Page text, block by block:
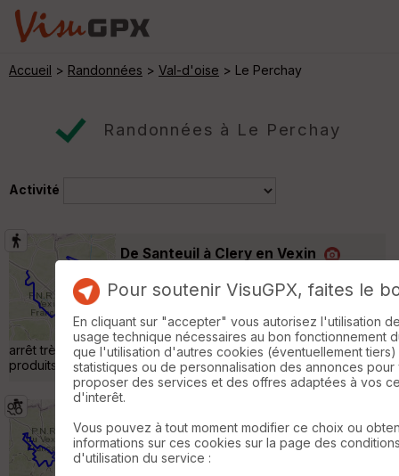
Accueil > Randonnées > Val-d'oise > Le Perchay
Randonnées à Le Perchay
Activité
De Santeuil à Clery en Vexin
Randonnée Pédestre 27 km 320 m
Très belle rando organisée par Jacques K
pour le Rif Des paysages splendides et un
arrêt très intéressant à l'huilerie d'Avernes pour faire le plein de
produits locaux ( huile miel moutarde farine etc... ) »
VIGNY cw Allée couverte Vigny
VTT 34 km 330 m
Pour soutenir VisuGPX, faites le
En cliquant sur "accepter" vous autorisez l'utilisation
usage technique nécessaires au bon fonctionnement
que l'utilisation d'autres cookies (éventuellement
statistiques ou de personnalisation des annonces pour
proposer des services et des offres adaptées à vos
d'interêt.
Vous pouvez à tout moment modifier ce choix ou
informations sur ces cookies sur la page des
d'utilisation du service :